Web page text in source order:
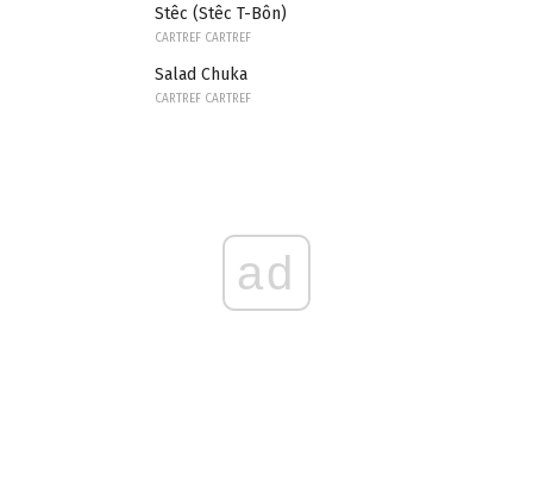
Stêc (Stêc T-Bôn)
CARTREF CARTREF
Salad Chuka
CARTREF CARTREF
ad